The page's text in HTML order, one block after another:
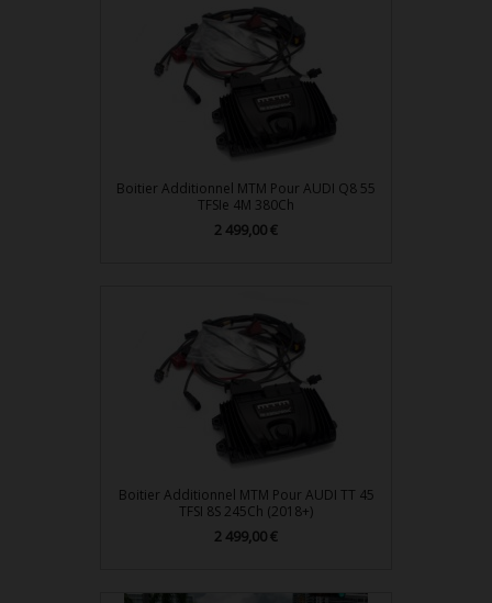
Boitier Additionnel MTM Pour AUDI Q8 55
TFSIe 4M 380Ch
Prix
2 499,00 €
Boitier Additionnel MTM Pour AUDI TT 45
TFSI 8S 245Ch (2018+)
Prix
2 499,00 €